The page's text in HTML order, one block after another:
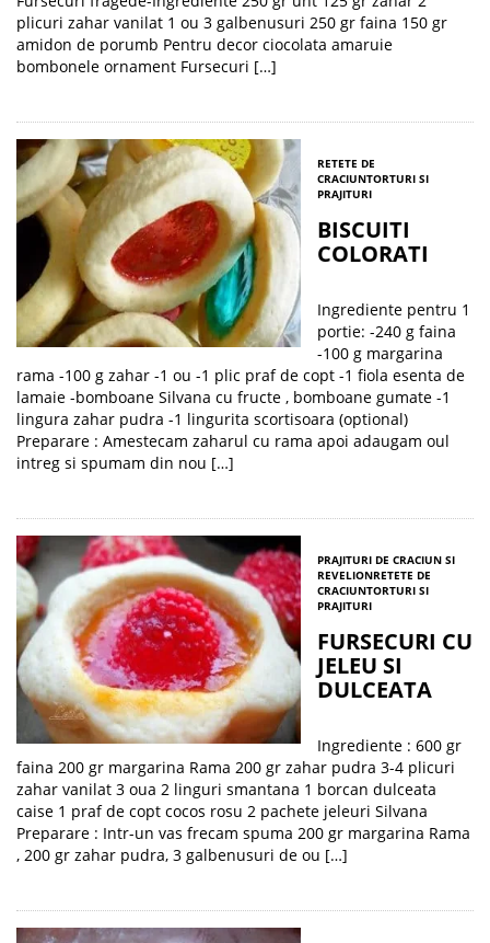
plicuri zahar vanilat 1 ou 3 galbenusuri 250 gr faina 150 gr
amidon de porumb Pentru decor ciocolata amaruie
bombonele ornament Fursecuri […]
RETETE DE
CRACIUNTORTURI SI
PRAJITURI
BISCUITI
COLORATI
Ingrediente pentru 1
portie: -240 g faina
-100 g margarina
rama -100 g zahar -1 ou -1 plic praf de copt -1 fiola esenta de
lamaie -bomboane Silvana cu fructe , bomboane gumate -1
lingura zahar pudra -1 lingurita scortisoara (optional)
Preparare : Amestecam zaharul cu rama apoi adaugam oul
intreg si spumam din nou […]
PRAJITURI DE CRACIUN SI
REVELIONRETETE DE
CRACIUNTORTURI SI
PRAJITURI
FURSECURI CU
JELEU SI
DULCEATA
Ingrediente : 600 gr
faina 200 gr margarina Rama 200 gr zahar pudra 3-4 plicuri
zahar vanilat 3 oua 2 linguri smantana 1 borcan dulceata
caise 1 praf de copt cocos rosu 2 pachete jeleuri Silvana
Preparare : Intr-un vas frecam spuma 200 gr margarina Rama
, 200 gr zahar pudra, 3 galbenusuri de ou […]